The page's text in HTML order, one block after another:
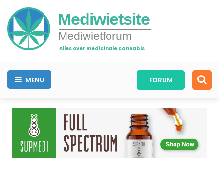
Mediwietsite
Mediwietforum
Alles over medicinale cannabis
MENU FORUM